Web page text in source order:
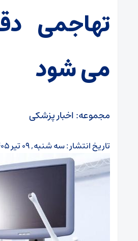
تهاجمی
می شود
مجموعه: اخبار پزشکی
تاریخ انتشار : سه شنبه, ۰۹ تیر ۱۴۰۵ ۲۰:۰۵